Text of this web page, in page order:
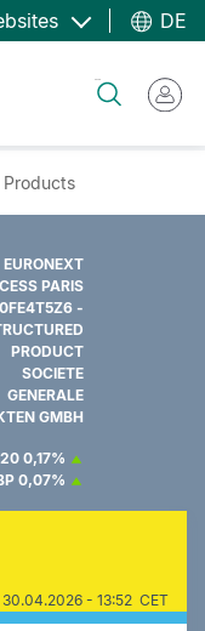
DE
EURONEXT
PARIS
-
PRODUCT
SOCIETE
GENERALE
GMBH
0,17%
0,07%
30.04.2026 - 13:52 CET